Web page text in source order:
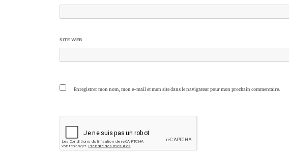
SITE WEB
Enregistrer mon nom, mon e-mail et mon site dans le navigateur pour mon prochain commentaire.